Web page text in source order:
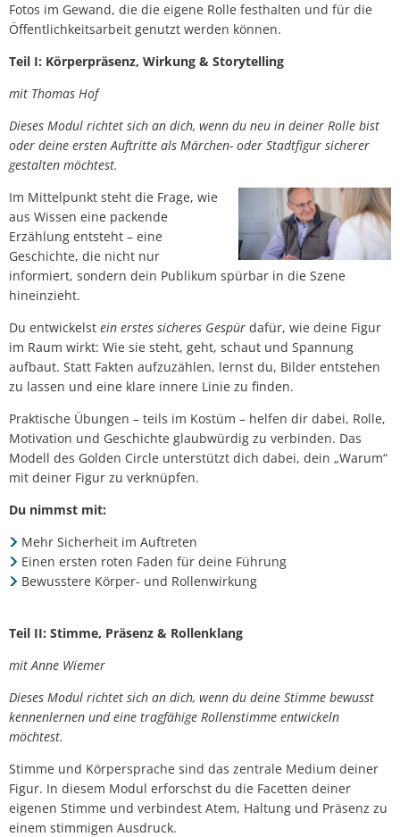
Fotos im Gewand, die die eigene Rolle festhalten und für die
Öffentlichkeitsarbeit genutzt werden können.
Teil I: Körperpräsenz, Wirkung & Storytelling
mit Thomas Hof
Dieses Modul richtet sich an dich, wenn du neu in deiner Rolle bist
oder deine ersten Auftritte als Märchen- oder Stadtfigur sicherer
gestalten möchtest.
Im Mittelpunkt steht die Frage, wie
aus Wissen eine packende
Erzählung entsteht – eine
Geschichte, die nicht nur
informiert, sondern dein Publikum spürbar in die Szene
hineinzieht.
Du entwickelst ein erstes sicheres Gespür dafür, wie deine Figur
im Raum wirkt: Wie sie steht, geht, schaut und Spannung
aufbaut. Statt Fakten aufzuzählen, lernst du, Bilder entstehen
zu lassen und eine klare innere Linie zu finden.
Praktische Übungen – teils im Kostüm – helfen dir dabei, Rolle,
Motivation und Geschichte glaubwürdig zu verbinden. Das
Modell des Golden Circle unterstützt dich dabei, dein „Warum“
mit deiner Figur zu verknüpfen.
Du nimmst mit:
Mehr Sicherheit im Auftreten
Einen ersten roten Faden für deine Führung
Bewusstere Körper- und Rollenwirkung
Teil II: Stimme, Präsenz & Rollenklang
mit Anne Wiemer
Dieses Modul richtet sich an dich, wenn du deine Stimme bewusst
kennenlernen und eine tragfähige Rollenstimme entwickeln
möchtest.
Stimme und Körpersprache sind das zentrale Medium deiner
Figur. In diesem Modul erforschst du die Facetten deiner
eigenen Stimme und verbindest Atem, Haltung und Präsenz zu
einem stimmigen Ausdruck.